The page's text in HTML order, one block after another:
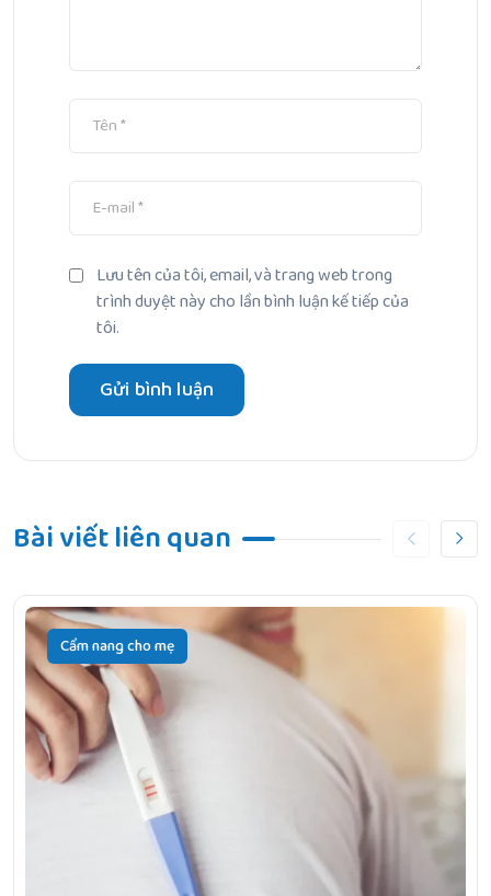
Lưu tên của tôi, email, và trang web trong
trình duyệt này cho lần bình luận kế tiếp của
tôi.
Bài viết liên quan
Cẩm nang cho mẹ